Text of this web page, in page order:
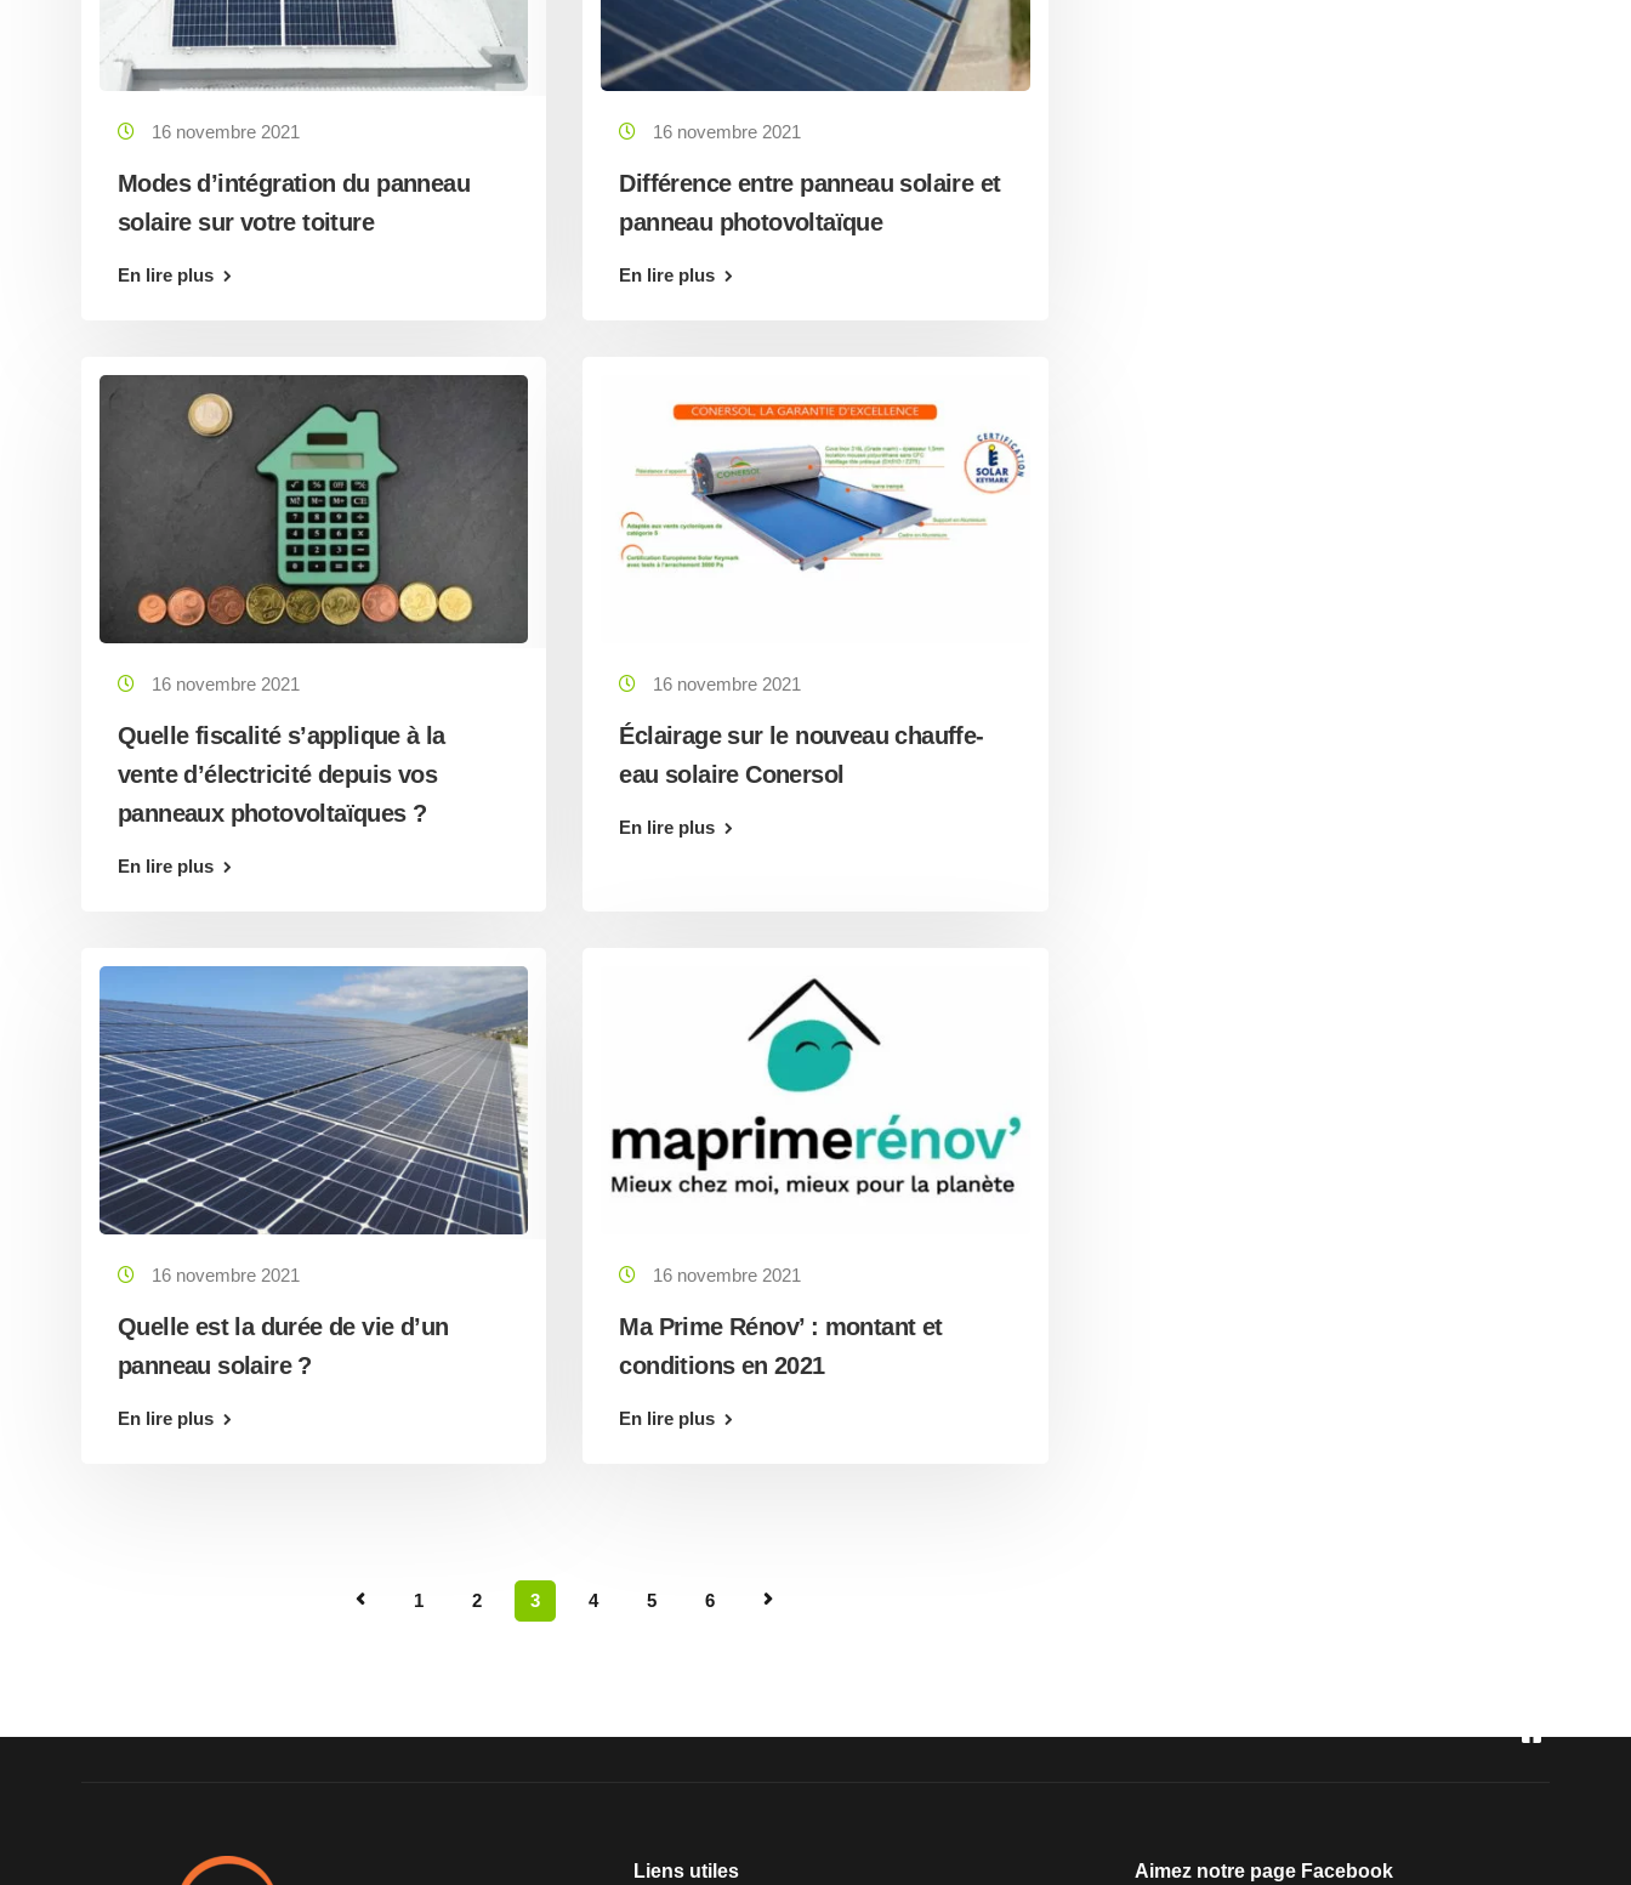
16 novembre 2021
Modes d’intégration du panneau
solaire sur votre toiture
En lire plus
16 novembre 2021
Différence entre panneau solaire et
panneau photovoltaïque
En lire plus
16 novembre 2021
Quelle fiscalité s’applique à la
vente d’électricité depuis vos
panneaux photovoltaïques ?
En lire plus
16 novembre 2021
Éclairage sur le nouveau chauffe-
eau solaire Conersol
En lire plus
16 novembre 2021
Quelle est la durée de vie d’un
panneau solaire ?
En lire plus
16 novembre 2021
Ma Prime Rénov’ : montant et
conditions en 2021
En lire plus
1 2 3 4 5 6
Liens utiles Aimez notre page Facebook